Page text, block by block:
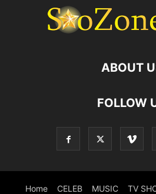
ABOUT
FOLLOW
Home CELEB MUSIC TV